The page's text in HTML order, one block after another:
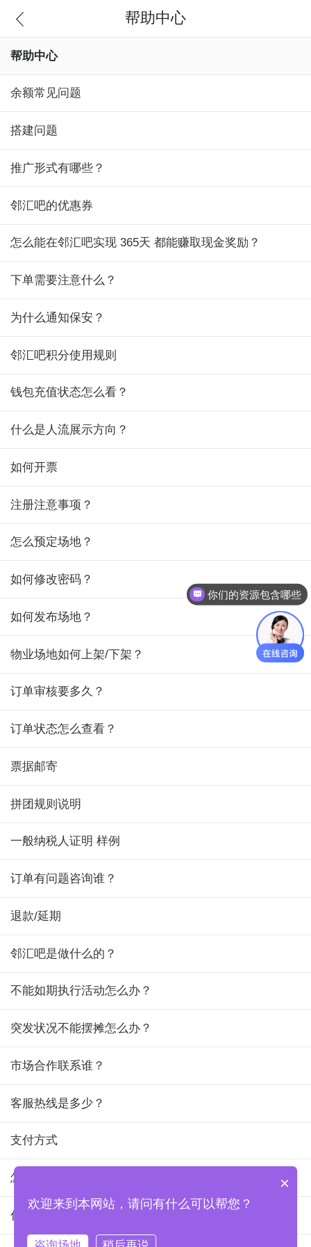
帮助中心
帮助中心
余额常见问题
搭建问题
推广形式有哪些？
邻汇吧的优惠券
怎么能在邻汇吧实现 365天 都能赚取现金奖励？
下单需要注意什么？
为什么通知保安？
邻汇吧积分使用规则
钱包充值状态怎么看？
什么是人流展示方向？
如何开票
注册注意事项？
怎么预定场地？
如何修改密码？
如何发布场地？
物业场地如何上架/下架？
订单审核要多久？
订单状态怎么查看？
票据邮寄
拼团规则说明
一般纳税人证明 样例
订单有问题咨询谁？
退款/延期
邻汇吧是做什么的？
不能如期执行活动怎么办？
突发状况不能摆摊怎么办？
市场合作联系谁？
客服热线是多少？
支付方式
怎么查看物业联系方式？
什么是钱包？
你们的资源包含哪些
×
欢迎来到本网站，请问有什么可以帮您？